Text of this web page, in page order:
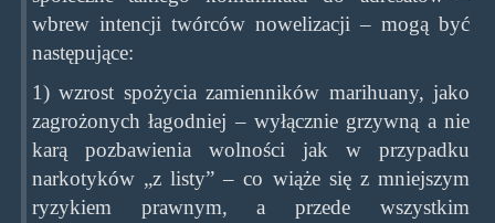
wbrew intencji twórców nowelizacji – mogą być
następujące:
1) wzrost spożycia zamienników marihuany, jako
zagrożonych łagodniej – wyłącznie grzywną a nie
karą pozbawienia wolności jak w przypadku
narkotyków „z listy” – co wiąże się z mniejszym
ryzykiem prawnym, a przede wszystkim